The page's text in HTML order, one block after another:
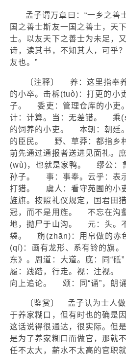
孟子谓万章曰：“一乡之善
国之善士斯友一国之善士，天
士。以友天下之善士为未足，
诗，读其书，不知其人，可乎
友也。”
〔注释〕 养：这里指奉
的小卒。击柝(tuò)：打更的小
子。 委吏：管理仓库的小吏
计：计算。当：无差错。 乘
的饲养的小吏。 本朝：朝廷
的臣民。 野、草莽：都指乡
前先通过通报者送进见面礼。
(wù)，也就是家鸭。 缪公：
孙子。 事：事奉。云乎：表
打猎。 虞人：看守苑囿的小
旌旗。按照礼仪规定，国君田
冠，而不是用旌。 不忘在沟
地，抛尸于山沟。 元：头。
袋。 旃(zhān)：用帛做的赤
(qí)：画有龙形、系有铃的旗
东》。周道：大道。底：同“砥
履：践踏，行走。视：注视。
向上追论。 颂：同“诵”，朗诵
〔鉴赏〕 孟子认为士人
于养家糊口，但有时也的确是
这话说得很通达，很实际。但
是为了养家糊口而做官，那就
任不太大，薪水不太高的官职